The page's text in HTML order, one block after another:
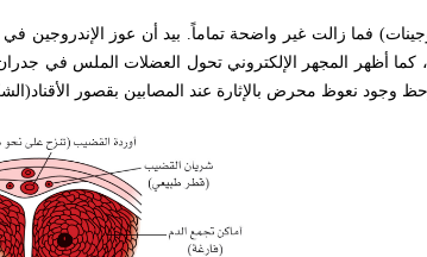
فما زالت غير واضحة تماماً. بيد أن عوز
كما أظهر المجهر الإلكتروني تحول العضلات الملس في
نعوظ محرض بالإثارة عند المصابين بقصور